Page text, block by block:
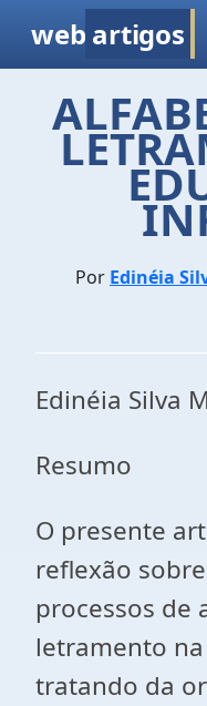
web artigos
Por Edinéia
Edinéia Silva
Resumo
O presente
reflexão
processos de
letramento
tratando da